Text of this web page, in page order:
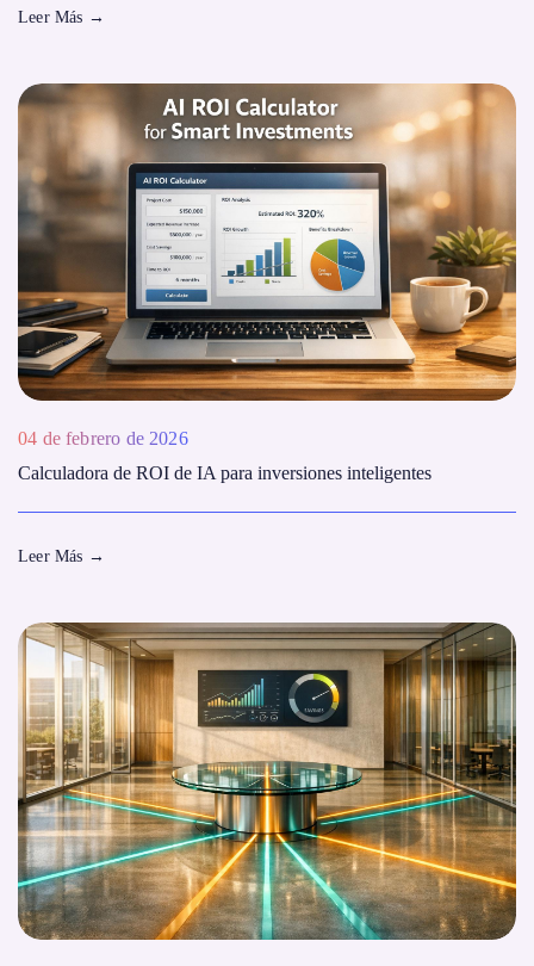
Leer Más →
04 de febrero de 2026
Calculadora de ROI de IA para inversiones inteligentes
Leer Más →